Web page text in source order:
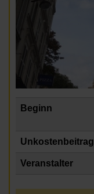
Beginn
Unkostenbeitrag
Veranstalter